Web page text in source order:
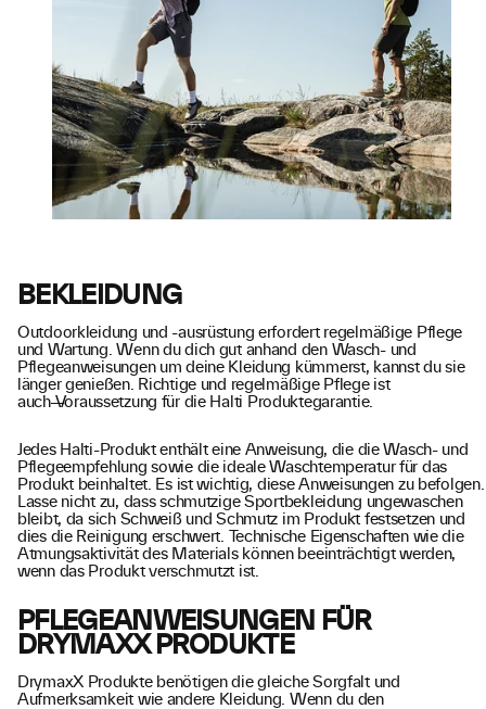
BEKLEIDUNG
Outdoorkleidung und -ausrüstung erfordert regelmäßige Pflege
und Wartung. Wenn du dich gut anhand den Wasch- und
Pflegeanweisungen um deine Kleidung kümmerst, kannst du sie
länger genießen. Richtige und regelmäßige Pflege ist
auchVoraussetzung für die Halti Produktegarantie.
Jedes Halti-Produkt enthält eine Anweisung, die die Wasch- und
Pflegeempfehlung sowie die ideale Waschtemperatur für das
Produkt beinhaltet. Es ist wichtig, diese Anweisungen zu befolgen.
Lasse nicht zu, dass schmutzige Sportbekleidung ungewaschen
bleibt, da sich Schweiß und Schmutz im Produkt festsetzen und
dies die Reinigung erschwert. Technische Eigenschaften wie die
Atmungsaktivität des Materials können beeinträchtigt werden,
wenn das Produkt verschmutzt ist.
PFLEGEANWEISUNGEN FÜR
DRYMAXX PRODUKTE
DrymaxX Produkte benötigen die gleiche Sorgfalt und
Aufmerksamkeit wie andere Kleidung. Wenn du den